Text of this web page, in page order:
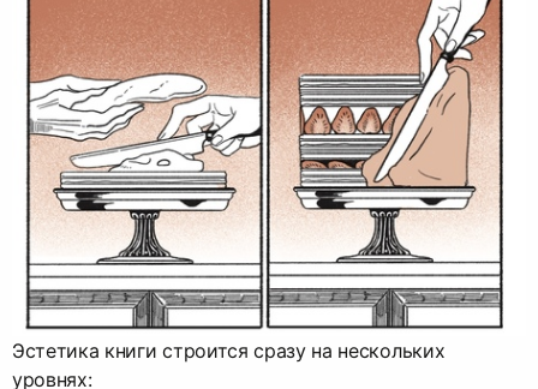
Эстетика книги строится сразу на нескольких
уровнях: